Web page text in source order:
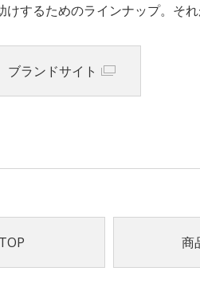
けするためのラインナップ。そ
ブランドサイト
商